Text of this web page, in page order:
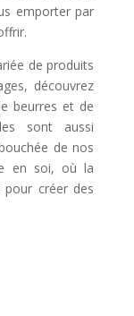
emporter par
de produits
découvrez
beurres et de
sont aussi
de nos
en soi, où la
créer des